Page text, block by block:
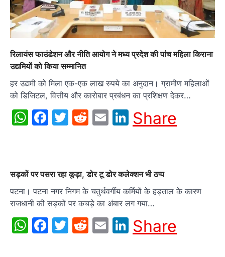
रिलायंस फाउंडेशन और नीति आयोग ने मध्य प्रदेश की पांच महिला किराना
उद्यमियों को किया सम्मानित
हर उद्यमी को मिला एक-एक लाख रुपये का अनुदान। ग्रामीण महिलाओं
को डिजिटल, वित्तीय और कारोबार प्रबंधन का प्रशिक्षण देकर…
WhatsApp
Facebook
Twitter
Reddit
EmailLinkedIn
Share
सड़कों पर पसरा रहा कूड़ा, डोर टू डोर कलेक्शन भी ठप्प
पटना। पटना नगर निगम के चतुर्थवर्गीय कर्मियों के हड़ताल के कारण
राजधानी की सड़कों पर कचड़े का अंबार लग गया…
WhatsApp
Facebook
Twitter
Reddit
EmailLinkedIn
Share